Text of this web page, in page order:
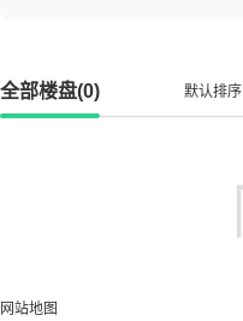
全部楼盘(0) 默认排序
网站地图